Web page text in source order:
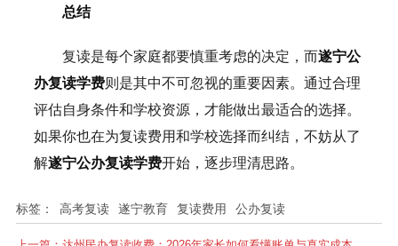
总结
复读是每个家庭都要慎重考虑的决定，而遂宁公
办复读学费则是其中不可忽视的重要因素。通过合理
评估自身条件和学校资源，才能做出最适合的选择。
如果你也在为复读费用和学校选择而纠结，不妨从了
解遂宁公办复读学费开始，逐步理清思路。
标签： 高考复读 遂宁教育 复读费用 公办复读